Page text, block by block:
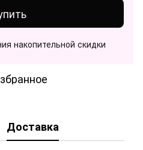
накопительной скидки
Доставка